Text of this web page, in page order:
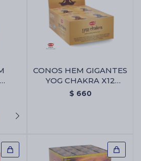
-
CONOS HEM GIGANTES
YOG CHAKRA X12
UNIDADES - Conos
$ 660